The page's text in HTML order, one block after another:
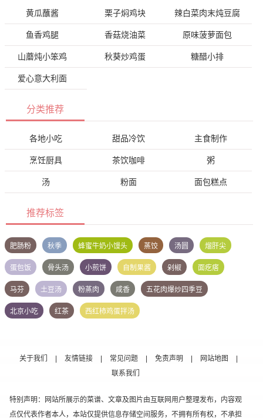
黄瓜蘸酱 栗子焖鸡块 辣白菜肉末炖豆腐
鱼香鸡腿 香菇烧油菜 原味菠萝面包
山蘑炖小笨鸡 秋葵炒鸡蛋 糖醋小排
爱心意大利面
分类推荐
各地小吃 甜品冷饮 主食制作
烹饪厨具 茶饮咖啡 粥
汤 粉面 面包糕点
推荐标签
肥肠粉 秋季 蜂蜜牛奶小馒头 蒸饺 汤圆 熘肝尖
蛋包饭 骨头汤 小煎饼 自制果酱 剁椒 面疙瘩
马芬 土豆汤 粉蒸肉 咸香 五花肉爆炒四季豆
北京小吃 红茶 西红柿鸡蛋拌汤
关于我们 | 友情链接 | 常见问题 | 免责声明 | 网站地图
|
联系我们
特别声明：网站所展示的菜谱、文章及图片由互联网用户整理发布，内容观
点仅代表作者本人，本站仅提供信息存储空间服务，不拥有所有权，不承担